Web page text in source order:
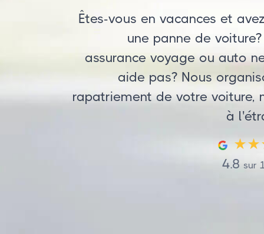
Êtes-vous en vacances et
une panne de
assurance voyage ou auto
aide pas? Nous
rapatriement de votre voiture,
à
4.8 sur